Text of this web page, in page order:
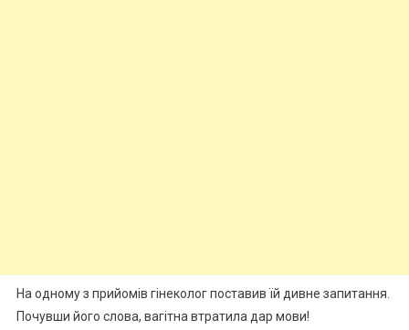
На одному з прийомів гінеколог поставив їй дивне запитання.
Почувши його слова, вагітна втратила дар мови!